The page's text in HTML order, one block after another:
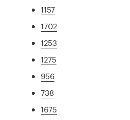
1157
1702
1253
1275
956
738
1675